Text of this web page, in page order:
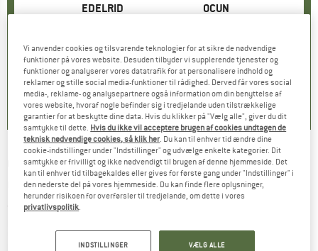
pris
€
MÆRKE
EDELRID
Pris
144,95 €Nedsat pris
115,96 €
5,0(1)
MÆRKE
OCUN
Pris
154,95 €Nedsat pris
131,71 €
5,0(5)
CLIMBING TECHNOLOGY -VF Kit Premium G-
Compact - Klatreudstyrssæt
(0)
Vi anvender cookies og tilsvarende teknologier for at sikre de nødvendige
funktioner på vores website. Desuden tilbyder vi supplerende tjenester og
funktioner og analyserer vores datatrafik for at personalisere indhold og
reklamer og stille social media-funktioner til rådighed. Derved får vores social
media-, reklame- og analysepartnere også information om din benyttelse af
vores website, hvoraf nogle befinder sig i tredjelande uden tilstrækkelige
garantier for at beskytte dine data. Hvis du klikker på "Vælg alle", giver du dit
samtykke til dette. Hvis du ikke vil acceptere brugen af cookies undtagen de
teknisk nødvendige cookies, så klik her. Du kan til enhver tid ændre dine
cookie-indstillinger under "Indstillinger" og udvælge enkelte kategorier. Dit
samtykke er frivilligt og ikke nødvendigt til brugen af denne hjemmeside. Det
kan til enhver tid tilbagekaldes eller gives for første gang under "Indstillinger" i
den nederste del på vores hjemmeside. Du kan finde flere oplysninger,
herunder risikoen for overførsler til tredjelande, om dette i vores
privatlivspolitik.
INDSTILLINGER VÆLG ALLE